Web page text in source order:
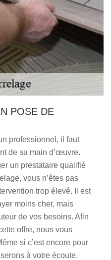
POSE DE
professionnel, il faut
de sa main d’œuvre.
un prestataire qualifié
vous n’êtes pas
trop élevé. Il est
moins cher, mais
de vos besoins. Afin
offre, nous vous
si c’est encore pour
à votre écoute.